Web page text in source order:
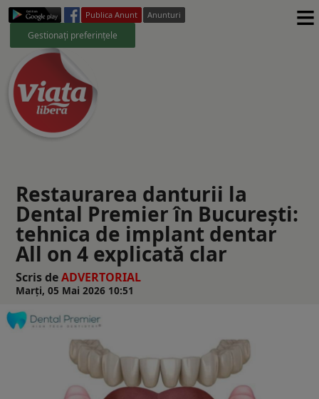
Publica Anunt Anunturi
Gestionați preferințele ≡
Restaurarea danturii la
Dental Premier în București:
tehnica de implant dentar
All on 4 explicată clar
Scris deADVERTORIAL
Marți, 05 Mai 2026 10:51